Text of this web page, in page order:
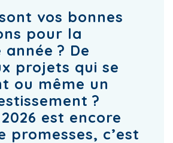
vos bonnes
pour la
? De
projets qui se
ou même un
?
2026 est encore
promesses, c’est